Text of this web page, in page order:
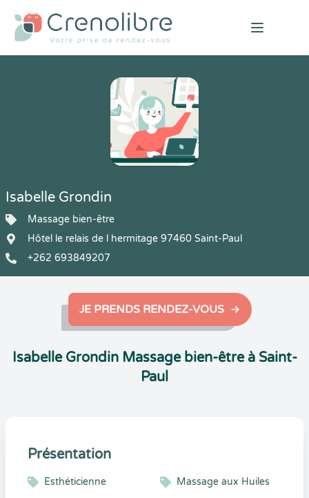
Open
Isabelle Grondin
Massage bien-être
Hôtel le relais de l hermitage 97460 Saint-Paul
+262 693849207
JE PRENDS RENDEZ-VOUS
Isabelle Grondin Massage bien-être à Saint-
Paul
Présentation
Esthéticienne Massage aux Huiles